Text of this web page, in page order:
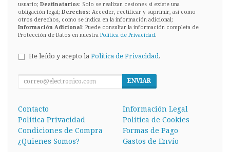
usuario; Destinatarios: Solo se realizan cesiones si existe una
obligación legal; Derechos: Acceder, rectificar y suprimir, así como
otros derechos, como se indica en la información adicional;
Información Adicional : Puede consultar la información completa de
Protección de Datos en nuestra Política de Privacidad .
He leído y acepto la Política de Privacidad.
ENVIAR
Contacto
Información Legal
Política Privacidad
Política de Cookies
Condiciones de Compra
Formas de Pago
¿Quienes Somos?
Gastos de Envío